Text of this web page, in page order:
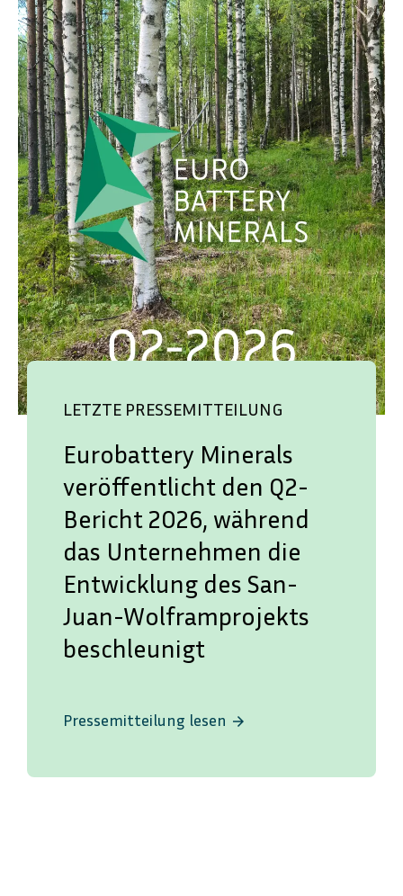
LETZTE PRESSEMITTEILUNG
Eurobattery Minerals
veröffentlicht den Q2-
Bericht 2026, während
das Unternehmen die
Entwicklung des San-
Juan-Wolframprojekts
beschleunigt
Pressemitteilung lesen arrow_forward